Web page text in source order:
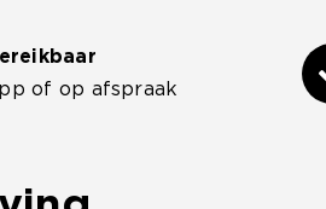
of op afspraak